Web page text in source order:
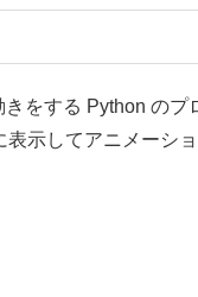
をする Python の
示してアニメーシ